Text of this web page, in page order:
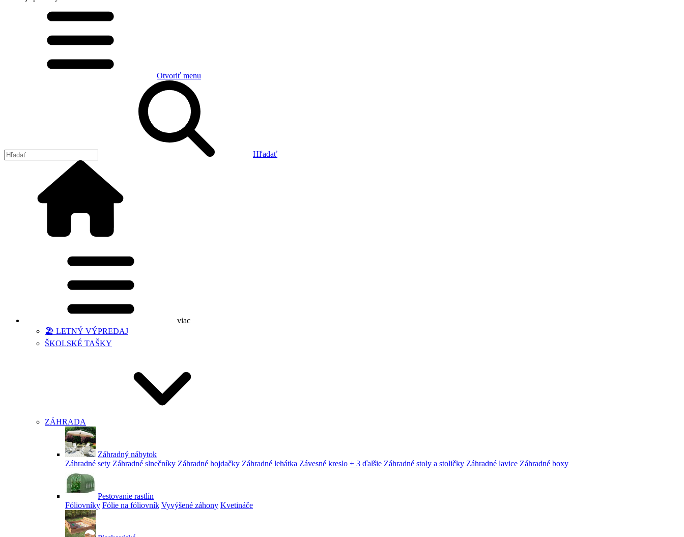
Otvoriť menu
Hľadať
viac
🏖️ LETNÝ VÝPREDAJ
ŠKOLSKÉ TAŠKY
ZÁHRADA
Záhradný nábytok
Záhradné sety Záhradné slnečníky Záhradné hojdačky Záhradné lehátka Závesné kreslo + 3 ďalšie Záhradné stoly a stoličky Záhradné lavice Záhradné boxy
Pestovanie rastlín
Fóliovníky Fólie na fóliovník Vyvýšené záhony Kvetináče